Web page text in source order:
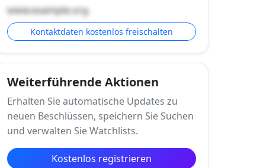
www.example.org
Kontaktdaten kostenlos freischalten
Weiterführende Aktionen
Erhalten Sie automatische Updates zu
neuen Beschlüssen, speichern Sie Suchen
und verwalten Sie Watchlists.
Kostenlos registrieren